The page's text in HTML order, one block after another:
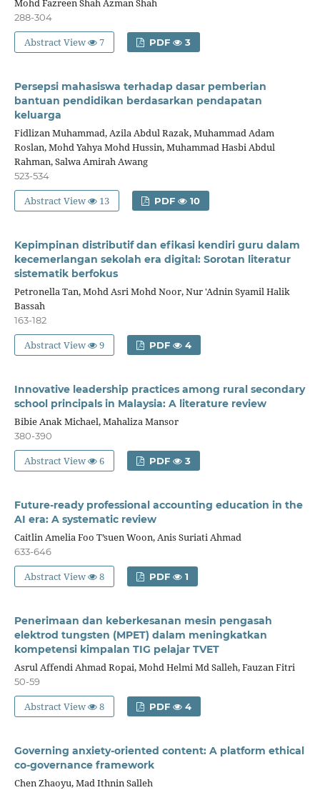
Mohd Fazreen Shah Azman Shah
288-304
Abstract View 7 PDF 3
Persepsi mahasiswa terhadap dasar pemberian
bantuan pendidikan berdasarkan pendapatan
keluarga
Fidlizan Muhammad, Azila Abdul Razak, Muhammad Adam
Roslan, Mohd Yahya Mohd Hussin, Muhammad Hasbi Abdul
Rahman, Salwa Amirah Awang
523-534
Abstract View 13 PDF 10
Kepimpinan distributif dan efikasi kendiri guru dalam
kecemerlangan sekolah era digital: Sorotan literatur
sistematik berfokus
Petronella Tan, Mohd Asri Mohd Noor, Nur 'Adnin Syamil Halik
Bassah
163-182
Abstract View 9 PDF 4
Innovative leadership practices among rural secondary
school principals in Malaysia: A literature review
Bibie Anak Michael, Mahaliza Mansor
380-390
Abstract View 6 PDF 3
Future-ready professional accounting education in the
AI era: A systematic review
Caitlin Amelia Foo T’suen Woon, Anis Suriati Ahmad
633-646
Abstract View 8 PDF 1
Penerimaan dan keberkesanan mesin pengasah
elektrod tungsten (MPET) dalam meningkatkan
kompetensi kimpalan TIG pelajar TVET
Asrul Affendi Ahmad Ropai, Mohd Helmi Md Salleh, Fauzan Fitri
50-59
Abstract View 8 PDF 4
Governing anxiety-oriented content: A platform ethical
co-governance framework
Chen Zhaoyu, Mad Ithnin Salleh